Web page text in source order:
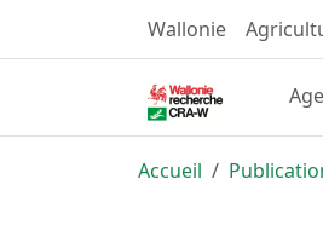
Wallonie
Accueil